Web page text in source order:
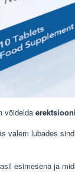
võidelda
valem lubades
esimesena ja